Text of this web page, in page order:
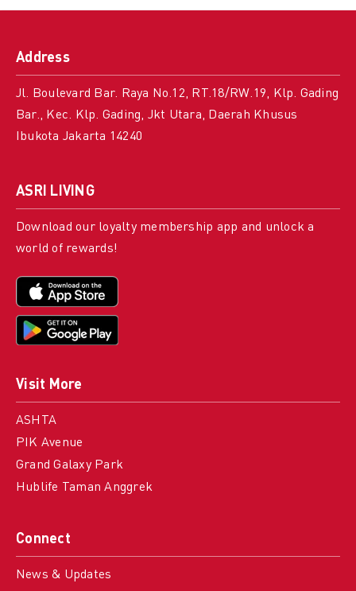
Address
Jl. Boulevard Bar. Raya No.12, RT.18/RW.19, Klp. Gading
Bar., Kec. Klp. Gading, Jkt Utara, Daerah Khusus
Ibukota Jakarta 14240
Connect
News & Updates
Visit More
ASHTA
PIK Avenue
Grand Galaxy Park
Hublife Taman Anggrek
ASRI LIVING
Download our loyalty membership app and unlock a
world of rewards!